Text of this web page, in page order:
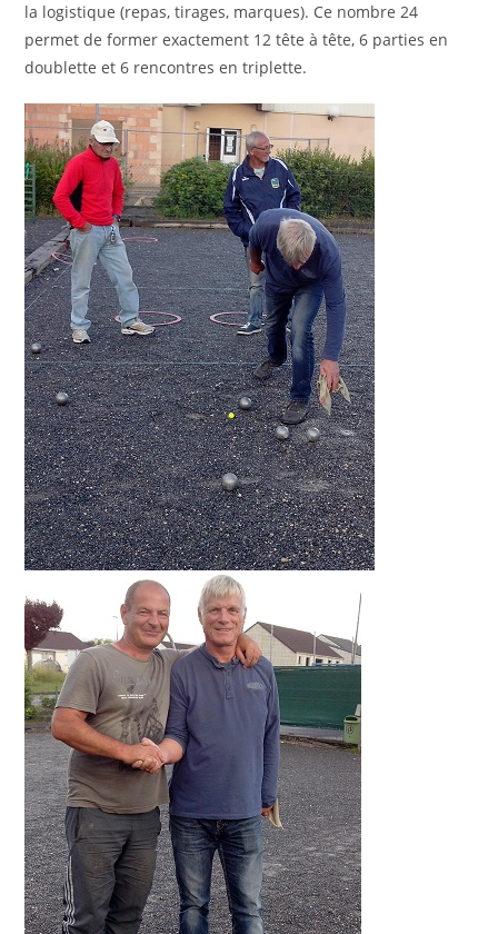
la logistique (repas, tirages, marques). Ce nombre 24
permet de former exactement 12 tête à tête, 6 parties en
doublette et 6 rencontres en triplette.